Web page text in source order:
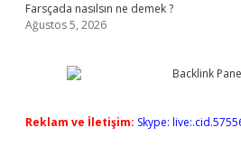
Farsçada nasılsın ne demek ?
Ağustos 5, 2026
Reklam ve İletişim: Skype: